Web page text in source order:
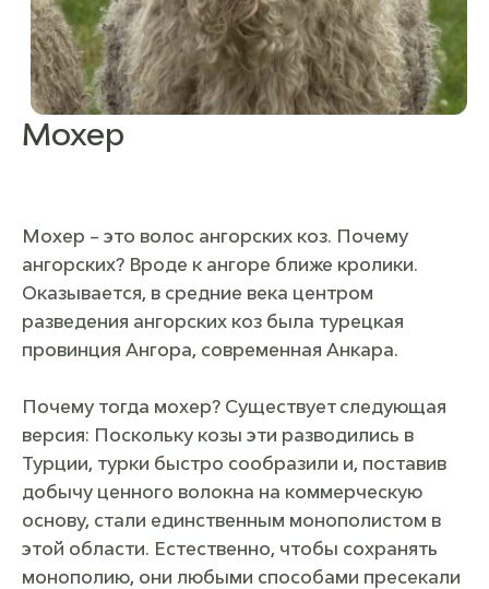
Мохер
Мохер – это волос ангорских коз. Почему
ангорских? Вроде к ангоре ближе кролики.
Оказывается, в средние века центром
разведения ангорских коз была турецкая
провинция Ангора, современная Анкара.
Почему тогда мохер? Существует следующая
версия: Поскольку козы эти разводились в
Турции, турки быстро сообразили и, поставив
добычу ценного волокна на коммерческую
основу, стали единственным монополистом в
этой области. Естественно, чтобы сохранять
монополию, они любыми способами пресекали